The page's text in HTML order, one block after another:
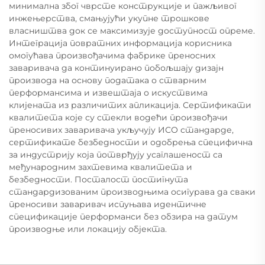
минимална због чврсте конструкције и пажљивог
инжењерства, смањујући укупне трошкове
власништва док се максимизује доступност опреме.
Интеграција повратних информација корисника
омогућава произвођачима фабрике преносних
заваривача да континуирано побољшају дизајн
производа на основу података о стварним
перформансима и извештаја о искуствима
клијената из различитих апликација. Сертификати
квалитета које су стекли водећи произвођачи
преносивих заваривача укључују ИСО стандарде,
сертификате безбедности и одобрења специфична
за индустрију која потврђују усаглашеност са
међународним захтевима квалитета и
безбедности. Посталост постигнута
стандардизованим производњима осигурава да сваки
преносиви заваривач испуњава идентичне
спецификације перформанси без обзира на датум
производње или локацију објекта.